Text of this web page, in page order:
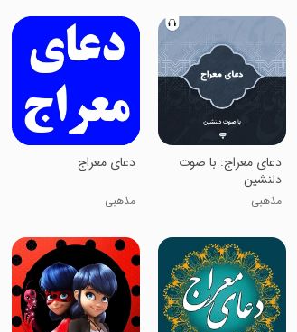
دعای معراج: با صوت
دلنشین
مذهبی
دعای معراج
مذهبی